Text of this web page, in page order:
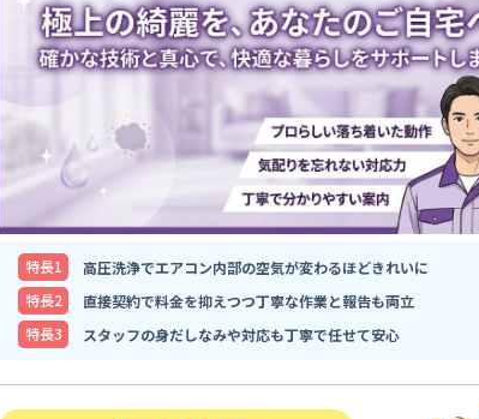
特⻑1
高圧洗浄でエアコン内部の空気が変わるほどきれいに
特⻑2
直接契約で料金を抑えつつ丁寧な作業と報告も両立
特⻑3
スタッフの身だしなみや対応も丁寧で任せて安心